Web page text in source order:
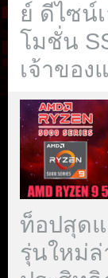
ย์ ดีไซน์
โมชั่น
เจ้าขอ
ท็อปสุด
รุ่นใหม่ล่